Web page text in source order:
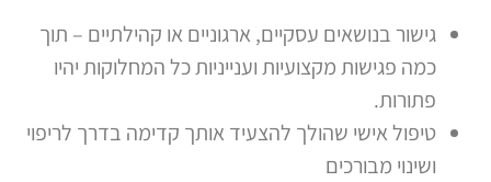
גישור בנושאים עסקיים, ארגוניים או קהילתיים – תוך
כמה פגישות מקצועיות וענייניות כל המחלוקות יהיו
פתורות.
טיפול אישי שהולך להצעיד אותך קדימה בדרך לריפוי
ושינוי מבורכים